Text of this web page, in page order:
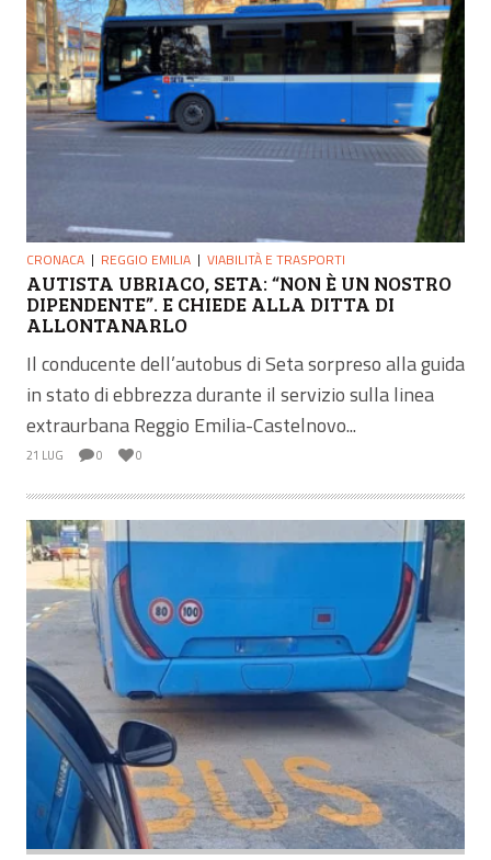
CRONACA REGGIO EMILIA VIABILITÀ E TRASPORTI
AUTISTA UBRIACO, SETA: “NON È UN NOSTRO
DIPENDENTE”. E CHIEDE ALLA DITTA DI
ALLONTANARLO
Il conducente dell’autobus di Seta sorpreso alla guida
in stato di ebbrezza durante il servizio sulla linea
extraurbana Reggio Emilia-Castelnovo...
21 LUG 0 0